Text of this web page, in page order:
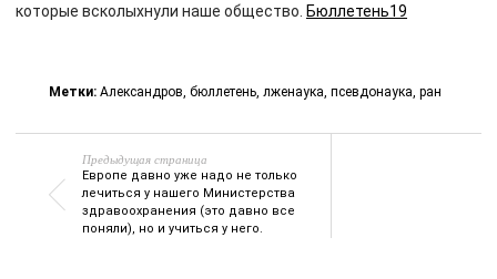
которые всколыхнули наше общество. Бюллетень19
Метки: Александров, бюллетень, лженаука, псевдонаука, ран
Предыдущая страница
Европе давно уже надо не только
лечиться у нашего Министерства
здравоохранения (это давно все
поняли), но и учиться у него.